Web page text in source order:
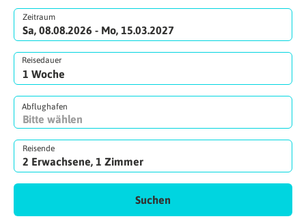
Zeitraum
Sa, 08.08.2026 - Mo, 15.03.2027
Reisedauer
Abflughafen
Reisende
2 Erwachsene, 1 Zimmer
Suchen